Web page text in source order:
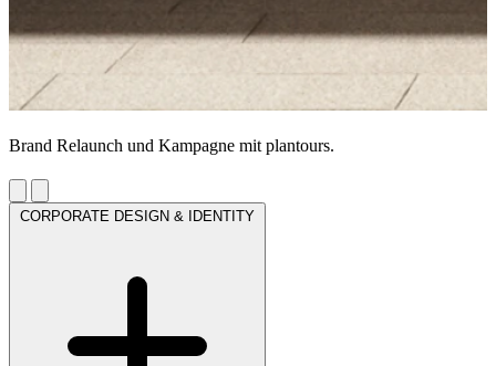
Brand Relaunch und Kampagne mit plantours.
CORPORATE DESIGN & IDENTITY